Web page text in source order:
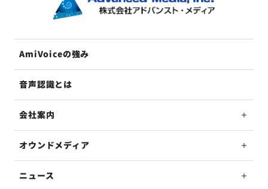
AmiVoiceの強み
音声認識とは
会社案内
オウンドメディア
ニュース